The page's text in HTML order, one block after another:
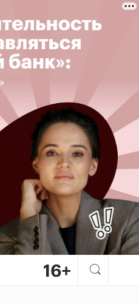
карантина.